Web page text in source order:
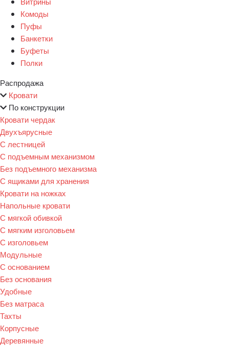
Комоды
Пуфы
Банкетки
Буфеты
Полки
Распродажа
Кровати
По конструкции
Кровати чердак
Двухъярусные
С лестницей
С подъемным механизмом
Без подъемного механизма
С ящиками для хранения
Кровати на ножках
Напольные кровати
С мягкой обивкой
С мягким изголовьем
С изголовьем
Модульные
С основанием
Без основания
Удобные
Без матраса
Тахты
Корпусные
Деревянные